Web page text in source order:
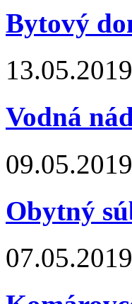
Bytový
13.05.2019
Vodná
09.05.2019
Obytný
07.05.2019